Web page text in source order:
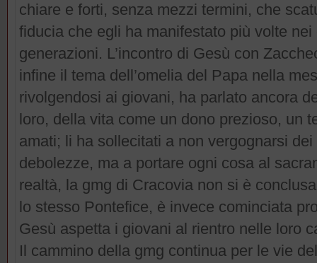
chiare e forti, senza mezzi termini, che
fiducia che egli ha manifestato più volte
generazioni. L’incontro di Gesù con
infine il tema dell’omelia del Papa nella
rivolgendosi ai giovani, ha parlato ancora
loro, della vita come un dono prezioso, un
amati; li ha sollecitati a non vergognarsi
debolezze, ma a portare ogni cosa al
realtà, la gmg di Cracovia non si è
lo stesso Pontefice, è invece cominciata
Gesù aspetta i giovani al rientro nelle loro
Il cammino della gmg continua per le vie